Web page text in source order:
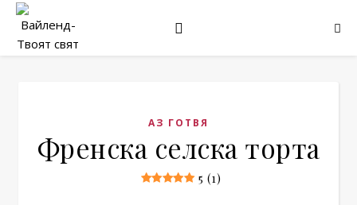
АЗ ГОТВЯ
Френска селска торта
5 (1)